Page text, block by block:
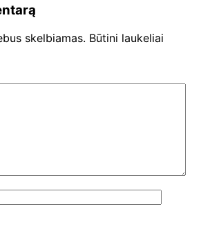
skelbiamas. Būtini laukeliai